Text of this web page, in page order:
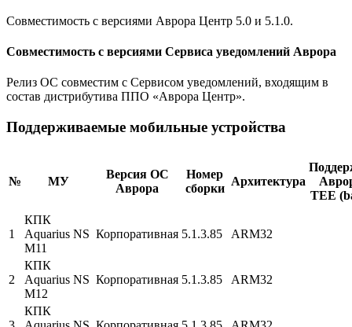
Совместимость с версиями Аврора Центр 5.0 и 5.1.0.
Совместимость с версиями Сервиса уведомлений Аврора
Релиз ОС совместим с Сервисом уведомлений, входящим в
состав дистрибутива ППО «Аврора Центр».
Поддерживаемые мобильные устройства
№ МУ
Версия ОС
Аврора
Номер
сборки
Архитектура
ТЕЕ
1
КПК
Aquarius NS
M11
Корпоративная 5.1.3.85 ARM32
2
КПК
Aquarius NS
M12
Корпоративная 5.1.3.85 ARM32
КПК